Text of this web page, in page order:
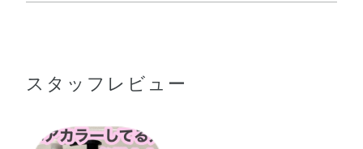
毛）・BG・DPG・アモジメチコン・イソプロパノール・
ニウムメトサルフェート・ジココジモニウムクロリド・ジ
スタッフレビュー